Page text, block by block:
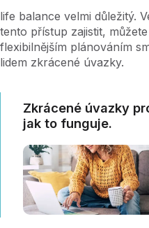
life balance velmi důležitý.
tento přístup zajistit,
flexibilnějším plánováním
lidem zkrácené úvazky.
Zkrácené úvazky
jak to funguje.